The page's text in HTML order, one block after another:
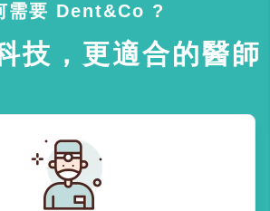
需要 Dent&Co ?
技，更適合的醫師